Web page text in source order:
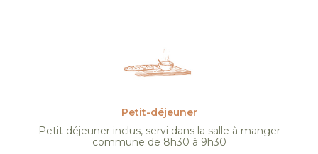
Petit-déjeuner
Petit déjeuner inclus, servi dans la salle à manger
commune de 8h30 à 9h30